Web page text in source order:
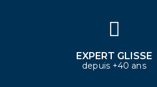
EXPERT GLISSE
depuis +40 ans